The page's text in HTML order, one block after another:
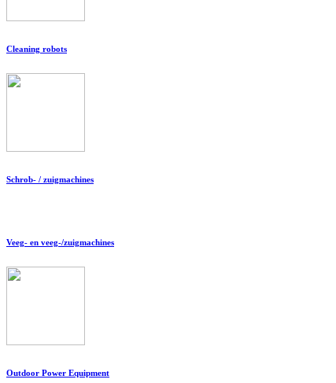
Cleaning robots
Schrob- / zuigmachines
Veeg- en veeg-/zuigmachines
Outdoor Power Equipment